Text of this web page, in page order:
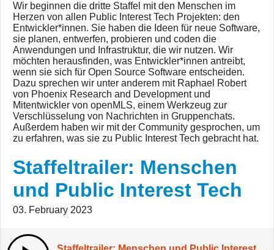
Wir beginnen die dritte Staffel mit den Menschen im
Herzen von allen Public Interest Tech Projekten: den
Entwickler*innen. Sie haben die Ideen für neue Software,
sie planen, entwerfen, probieren und coden die
Anwendungen und Infrastruktur, die wir nutzen. Wir
möchten herausfinden, was Entwickler*innen antreibt,
wenn sie sich für Open Source Software entscheiden.
Dazu sprechen wir unter anderem mit Raphael Robert
von Phoenix Research and Development und
Mitentwickler von openMLS, einem Werkzeug zur
Verschlüsselung von Nachrichten in Gruppenchats.
Außerdem haben wir mit der Community gesprochen, um
zu erfahren, was sie zu Public Interest Tech gebracht hat.
Staffeltrailer: Menschen
und Public Interest Tech
03. February 2023